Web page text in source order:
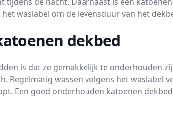
waslabel om de levensduur van het
dekbed
is dat ze gemakkelijk te onderhouden
Regelmatig wassen volgens het waslabel
Een goed onderhouden katoenen